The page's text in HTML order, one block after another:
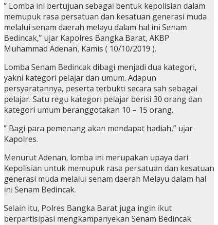
” Lomba ini bertujuan sebagai bentuk kepolisian dalam
memupuk rasa persatuan dan kesatuan generasi muda
melalui senam daerah melayu dalam hal ini Senam
Bedincak,” ujar Kapolres Bangka Barat, AKBP
Muhammad Adenan, Kamis ( 10/10/2019 ).
Lomba Senam Bedincak dibagi menjadi dua kategori,
yakni kategori pelajar dan umum. Adapun
persyaratannya, peserta terbukti secara sah sebagai
pelajar. Satu regu kategori pelajar berisi 30 orang dan
kategori umum beranggotakan 10 – 15 orang.
” Bagi para pemenang akan mendapat hadiah,” ujar
Kapolres.
Menurut Adenan, lomba ini merupakan upaya dari
Kepolisian untuk memupuk rasa persatuan dan kesatuan
generasi muda melalui senam daerah Melayu dalam hal
ini Senam Bedincak.
Selain itu, Polres Bangka Barat juga ingin ikut
berpartisipasi mengkampanyekan Senam Bedincak.